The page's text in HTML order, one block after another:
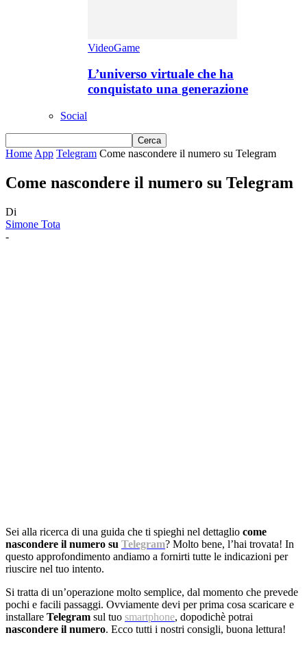
VideoGame
L’universo virtuale che ha
conquistato una generazione
Social
Home App Telegram Come nascondere il numero su Telegram
Come nascondere il numero su Telegram
Di
Simone Tota
-
Sei alla ricerca di una guida che ti spieghi nel dettaglio come
nascondere il numero su Telegram? Molto bene, l’hai trovata! In
questo approfondimento andiamo a fornirti tutte le indicazioni per
riuscire nel tuo intento.
Si tratta di un’operazione molto semplice, dal momento che prevede
pochi e facili passaggi. Ovviamente devi per prima cosa scaricare e
installare Telegram sul tuo smartphone, dopodichè potrai
nascondere il numero. Ecco tutti i nostri consigli, buona lettura!